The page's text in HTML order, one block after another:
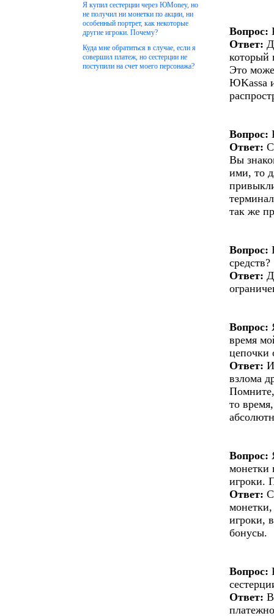
Вопрос:
Ответ:
который
Это
ЮKassa
Вопрос:
Ответ:
Вы
ими, то
так же
Вопрос:
средств?
Ответ:
Вопрос:
время
цепочки
Ответ:
взлома
то
Вопрос:
монетки
игроки.
Ответ:
монетки,
игроки,
бонусы.
Вопрос:
Ответ:
Я купил сестерции через ЮMoney, но
не получил ни монетки по акции, ни
особенный портрет, как некоторые
другие игроки. Почему?
Куда мне обратиться в случае, если я
совершил платеж, но сестерции не
поступили на счет моего персонажа?